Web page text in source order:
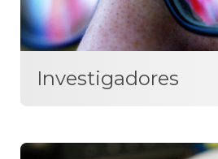
Investigadores